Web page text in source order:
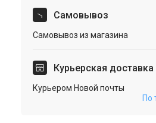
Cамовывоз
Самовывоз из магазина
Курьерская доставка
Курьером Новой почты
По